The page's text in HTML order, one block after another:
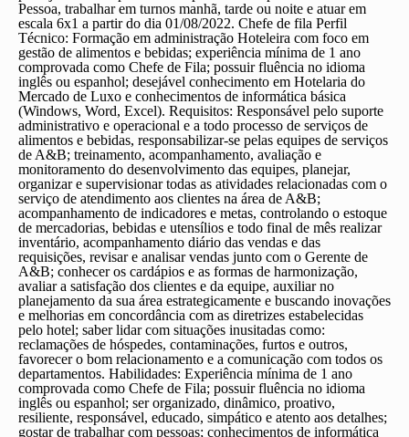
Pessoa, trabalhar em turnos manhã, tarde ou noite e atuar em
escala 6x1 a partir do dia 01/08/2022. Chefe de fila Perfil
Técnico: Formação em administração Hoteleira com foco em
gestão de alimentos e bebidas; experiência mínima de 1 ano
comprovada como Chefe de Fila; possuir fluência no idioma
inglês ou espanhol; desejável conhecimento em Hotelaria do
Mercado de Luxo e conhecimentos de informática básica
(Windows, Word, Excel). Requisitos: Responsável pelo suporte
administrativo e operacional e a todo processo de serviços de
alimentos e bebidas, responsabilizar-se pelas equipes de serviços
de A&B; treinamento, acompanhamento, avaliação e
monitoramento do desenvolvimento das equipes, planejar,
organizar e supervisionar todas as atividades relacionadas com o
serviço de atendimento aos clientes na área de A&B;
acompanhamento de indicadores e metas, controlando o estoque
de mercadorias, bebidas e utensílios e todo final de mês realizar
inventário, acompanhamento diário das vendas e das
requisições, revisar e analisar vendas junto com o Gerente de
A&B; conhecer os cardápios e as formas de harmonização,
avaliar a satisfação dos clientes e da equipe, auxiliar no
planejamento da sua área estrategicamente e buscando inovações
e melhorias em concordância com as diretrizes estabelecidas
pelo hotel; saber lidar com situações inusitadas como:
reclamações de hóspedes, contaminações, furtos e outros,
favorecer o bom relacionamento e a comunicação com todos os
departamentos. Habilidades: Experiência mínima de 1 ano
comprovada como Chefe de Fila; possuir fluência no idioma
inglês ou espanhol; ser organizado, dinâmico, proativo,
resiliente, responsável, educado, simpático e atento aos detalhes;
gostar de trabalhar com pessoas; conhecimentos de informática